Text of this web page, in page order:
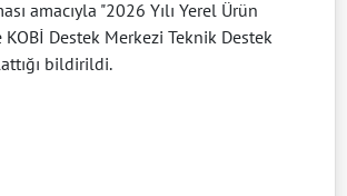
amacıyla "2026 Yılı Yerel Ürün
Destek Merkezi Teknik Destek
bildirildi.